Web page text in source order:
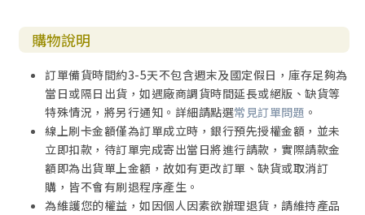
守，常常談到地獄的危險與強大信心的必要。然而，到了第
二年，授課者是一位新來的、剛從神學院畢業的年輕神職人
滿深度的質疑。於是，這兩年的我，好像受教於兩個不同的
宗教信仰。第一年，我們站立於一位聖潔、公義的上帝面
前，唯有盡全力並付上代價才能止息祂的烈怒；第二年，我
們聽到在宇宙中愛的聖靈，祂只要我們為人權努力，並且解
放那些受壓迫的人。當時我想問這兩位授課老師的主要問題
是：「你們之中哪一位在說謊？」但是十四歲的我，還沒那
麼大膽，所以我只是閉口不言。
購物說明
訂單備貨時間約3-5天不包含週末及國定假日，庫存足夠為
當日或隔日出貨，如遇廠商調貨時間延長或絕版、缺貨等
特殊情況，將另行通知。詳細請點選常見訂單問題 。
線上刷卡金額僅為訂單成立時，銀行預先授權金額，並未
立即扣款，待訂單完成寄出當日將進行請款，實際請款金
額即為出貨單上金額，故如有更改訂單、缺貨或取消訂
購，皆不會有刷退程序產生。
為維護您的權益，如因個人因素欲辦理退貨，請維持產品